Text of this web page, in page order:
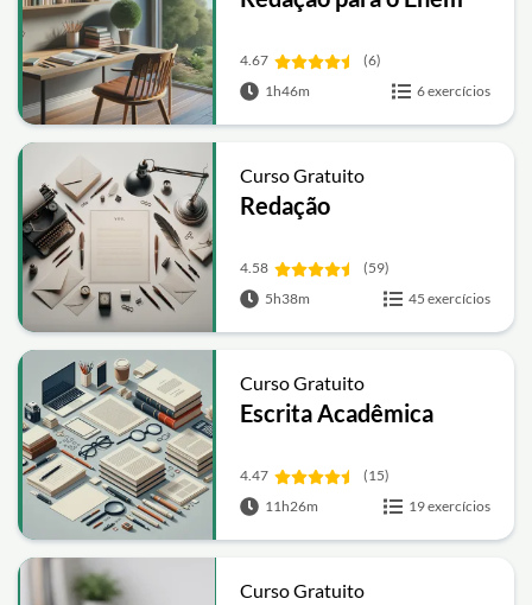
4.67
(6)
1h46m
6 exercícios
Curso Gratuito
Redação
4.58
(59)
5h38m
45 exercícios
Curso Gratuito
Escrita Acadêmica
4.47
(15)
11h26m
19 exercícios
Curso Gratuito